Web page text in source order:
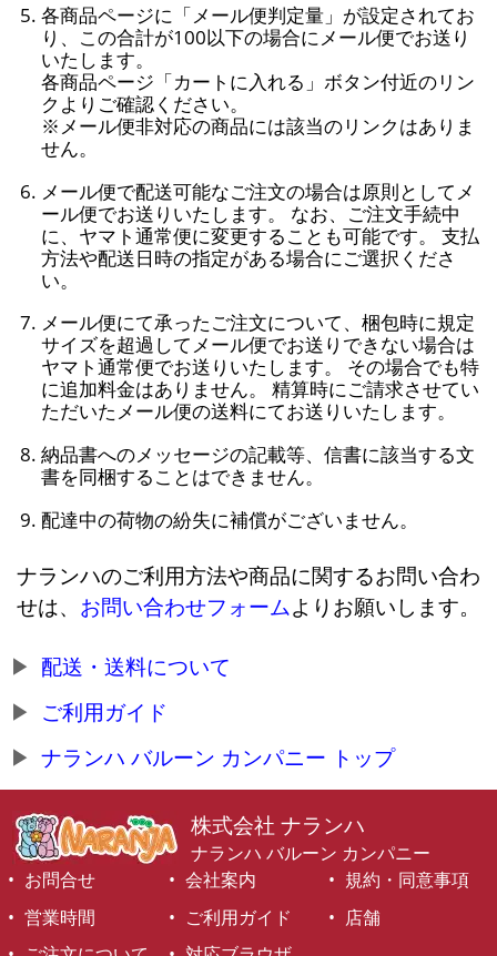
各商品ページに「メール便判定量」が設定されてお
り、この合計が100以下の場合にメール便でお送り
いたします。
各商品ページ「カートに入れる」ボタン付近のリン
クよりご確認ください。
※メール便非対応の商品には該当のリンクはありま
せん。
メール便で配送可能なご注文の場合は原則としてメ
ール便でお送りいたします。 なお、ご注文手続中
に、ヤマト通常便に変更することも可能です。 支払
方法や配送日時の指定がある場合にご選択くださ
い。
メール便にて承ったご注文について、梱包時に規定
サイズを超過してメール便でお送りできない場合は
ヤマト通常便でお送りいたします。 その場合でも特
に追加料金はありません。 精算時にご請求させてい
ただいたメール便の送料にてお送りいたします。
納品書へのメッセージの記載等、信書に該当する文
書を同梱することはできません。
配達中の荷物の紛失に補償がございません。
ナランハのご利用方法や商品に関するお問い合わ
せは、 お問い合わせフォームよりお願いします。
配送・送料について
ご利用ガイド
ナランハ バルーン カンパニー トップ
株式会社 ナランハ
ナランハ バルーン カンパニー
お問合せ
会社案内
規約・同意事項
営業時間
ご利用ガイド
店舗